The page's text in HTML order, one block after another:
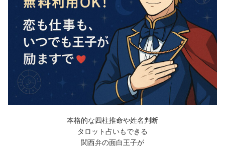
本格的な四柱推命や姓名判断
タロット占いもできる
関西弁の面白王子が